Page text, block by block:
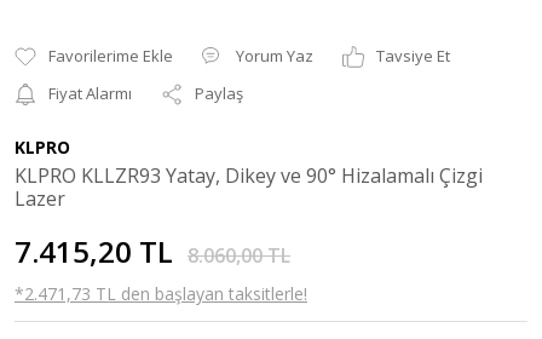
Yorum Yaz
Tavsiye Et
Fiyat Alarmı
Paylaş
KLPRO
KLPRO KLLZR93 Yatay, Dikey ve 90° Hizalamalı Çizgi
Lazer
7.415,20 TL 8.060,00 TL
*2.471,73 TL den başlayan taksitlerle!